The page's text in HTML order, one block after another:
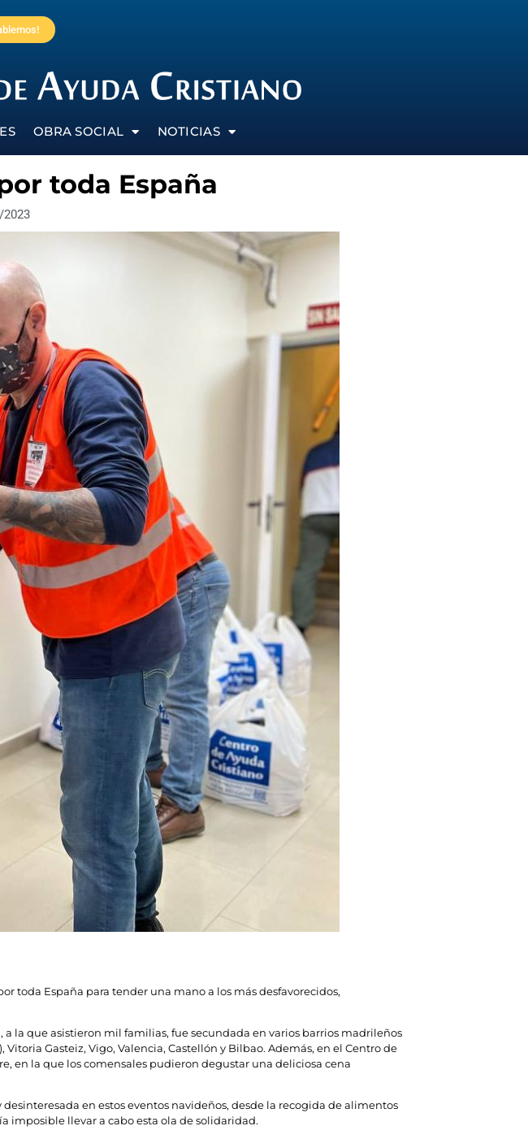
OBRA SOCIAL NOTICIAS
toda España
toda España para tender una mano a los más desfavorecidos,
la que asistieron mil familias, fue secundada en varios barrios madrileños
Gasteiz, Vigo, Valencia, Castellón y Bilbao. Además, en el Centro de
en la que los comensales pudieron degustar una deliciosa cena
en estos eventos navideños, desde la recogida de alimentos
imposible llevar a cabo esta ola de solidaridad.